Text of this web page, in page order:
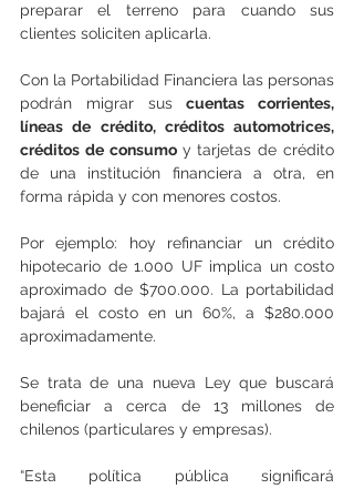
preparar el terreno para cuando sus
clientes soliciten aplicarla.
Con la Portabilidad Financiera las personas
podrán migrar sus cuentas corrientes,
líneas de crédito, créditos automotrices,
créditos de consumo y tarjetas de crédito
de una institución financiera a otra, en
forma rápida y con menores costos.
Por ejemplo: hoy refinanciar un crédito
hipotecario de 1.000 UF implica un costo
aproximado de $700.000. La portabilidad
bajará el costo en un 60%, a $280.000
aproximadamente.
Se trata de una nueva Ley que buscará
beneficiar a cerca de 13 millones de
chilenos (particulares y empresas).
“Esta política pública significará